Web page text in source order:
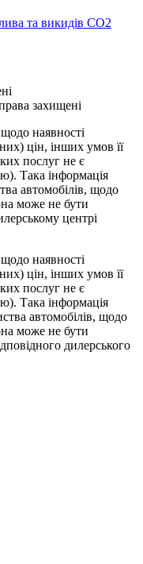
та викидів СО2
захищені
наявності
цін, інших умов її
послуг не є
Така інформація
автомобілів, щодо
може не бути
центрі
наявності
цін, інших умов її
послуг не є
Така інформація
автомобілів, щодо
може не бути
дилерського